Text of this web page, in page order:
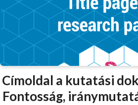
Címoldal a kutatási
Fontosság,